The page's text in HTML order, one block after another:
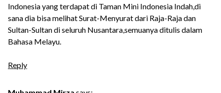
Indonesia yang terdapat di Taman Mini Indonesia Indah,di
sana dia bisa melihat Surat-Menyurat dari Raja-Raja dan
Sultan-Sultan di seluruh Nusantara,semuanya ditulis dalam
Bahasa Melayu.
Reply